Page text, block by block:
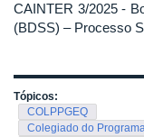
CAINTER 3/2025 -
(BDSS) – Processo
Tópicos:
COLPPGEQ
Colegiado do